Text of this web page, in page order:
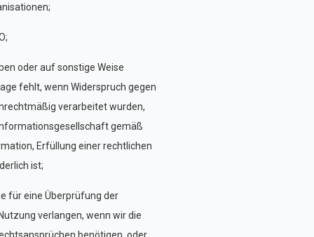
oder auf sonstige Weise
fehlt, wenn Widerspruch gegen
verarbeitet wurden,
gemäß
Erfüllung einer rechtlichen
ist;
für eine Überprüfung der
verlangen, wenn wir die
benötigen, oder